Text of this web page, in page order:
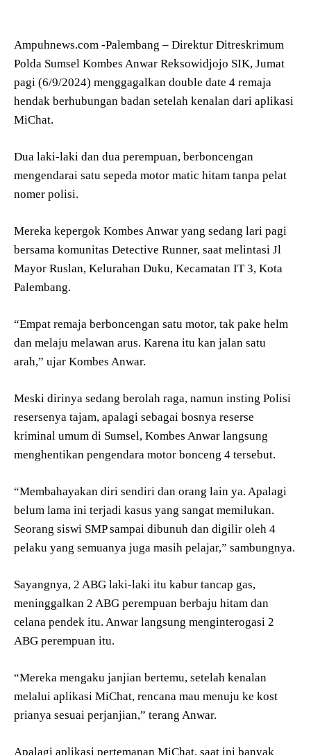
Ampuhnews.com -Palembang – Direktur Ditreskrimum
Polda Sumsel Kombes Anwar Reksowidjojo SIK, Jumat
pagi (6/9/2024) menggagalkan double date 4 remaja
hendak berhubungan badan setelah kenalan dari aplikasi
MiChat.
Dua laki-laki dan dua perempuan, berboncengan
mengendarai satu sepeda motor matic hitam tanpa pelat
nomer polisi.
Mereka kepergok Kombes Anwar yang sedang lari pagi
bersama komunitas Detective Runner, saat melintasi Jl
Mayor Ruslan, Kelurahan Duku, Kecamatan IT 3, Kota
Palembang.
“Empat remaja berboncengan satu motor, tak pake helm
dan melaju melawan arus. Karena itu kan jalan satu
arah,” ujar Kombes Anwar.
Meski dirinya sedang berolah raga, namun insting Polisi
resersenya tajam, apalagi sebagai bosnya reserse
kriminal umum di Sumsel, Kombes Anwar langsung
menghentikan pengendara motor bonceng 4 tersebut.
“Membahayakan diri sendiri dan orang lain ya. Apalagi
belum lama ini terjadi kasus yang sangat memilukan.
Seorang siswi SMP sampai dibunuh dan digilir oleh 4
pelaku yang semuanya juga masih pelajar,” sambungnya.
Sayangnya, 2 ABG laki-laki itu kabur tancap gas,
meninggalkan 2 ABG perempuan berbaju hitam dan
celana pendek itu. Anwar langsung menginterogasi 2
ABG perempuan itu.
“Mereka mengaku janjian bertemu, setelah kenalan
melalui aplikasi MiChat, rencana mau menuju ke kost
prianya sesuai perjanjian,” terang Anwar.
Apalagi aplikasi pertemanan MiChat, saat ini banyak